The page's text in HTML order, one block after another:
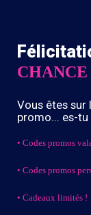
-10%
CHANCE
Vous êtes sur
promo... es-tu
• Codes promos
• Codes promos
• Cadeaux limités !